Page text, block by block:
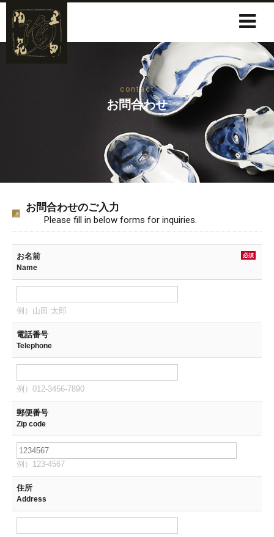
contact
お問合わせ
お問合わせのご入力
Please fill in below forms for inquiries.
お名前 必須
Name
例）山田 太郎
電話番号
Telephone
例）012-3456-7890
郵便番号
Zip code
例）123-4567
住所
Address